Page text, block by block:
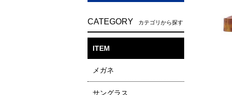
CATEGORY カテゴリから探す
ITEM
メガネ
サングラス